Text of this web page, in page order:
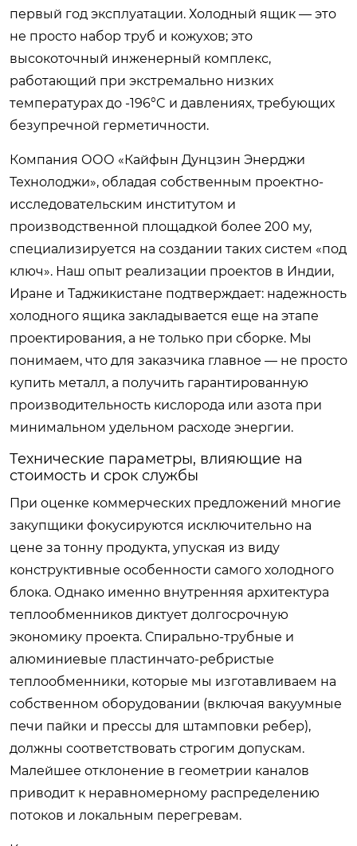
первый год эксплуатации. Холодный ящик — это
не просто набор труб и кожухов; это
высокоточный инженерный комплекс,
работающий при экстремально низких
температурах до -196°C и давлениях, требующих
безупречной герметичности.
Компания ООО «Кайфын Дунцзин Энерджи
Технолоджи», обладая собственным проектно-
исследовательским институтом и
производственной площадкой более 200 му,
специализируется на создании таких систем «под
ключ». Наш опыт реализации проектов в Индии,
Иране и Таджикистане подтверждает: надежность
холодного ящика закладывается еще на этапе
проектирования, а не только при сборке. Мы
понимаем, что для заказчика главное — не просто
купить металл, а получить гарантированную
производительность кислорода или азота при
минимальном удельном расходе энергии.
Технические параметры, влияющие на
стоимость и срок службы
При оценке коммерческих предложений многие
закупщики фокусируются исключительно на
цене за тонну продукта, упуская из виду
конструктивные особенности самого холодного
блока. Однако именно внутренняя архитектура
теплообменников диктует долгосрочную
экономику проекта. Спирально-трубные и
алюминиевые пластинчато-ребристые
теплообменники, которые мы изготавливаем на
собственном оборудовании (включая вакуумные
печи пайки и прессы для штамповки ребер),
должны соответствовать строгим допускам.
Малейшее отклонение в геометрии каналов
приводит к неравномерному распределению
потоков и локальным перегревам.